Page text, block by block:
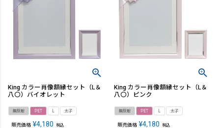
King カラー肖像額縁セット（L＆
八〇）バイオレット
無反射 PET L 太子
販売価格 ¥4,180 税込
King カラー肖像額縁セット（L＆
八〇）ピンク
無反射 PET L 太子
販売価格 ¥4,180 税込